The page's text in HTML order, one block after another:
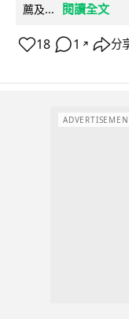
薦及...
閱讀全文
18 1 ↗ 分